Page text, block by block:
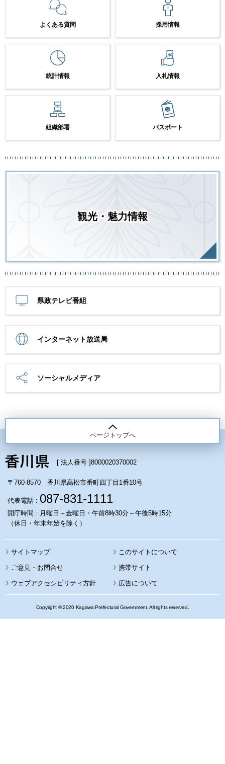
よくある質問 採用情報
統計情報 入札情報
組織部署 パスポート
観光・魅力情報
県政テレビ番組
インターネット放送局
ソーシャルメディア
ページトップへ
[ 法人番号 ]8000020370002
〒760-8570 香川県高松市番町四丁目1番10号
代表電話 : 087-831-1111
開庁時間 : 月曜日～金曜日・午前8時30分～午後5時15分
（休日・年末年始を除く）
サイトマップ このサイトについて
携帯サイト
ウェブアクセシビリティ方針 広告について
Copyright © 2020 Kagawa Prefectural Government. All rights reserved.